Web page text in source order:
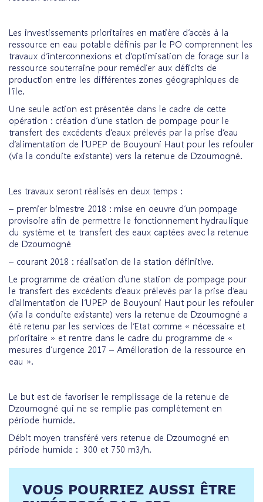
Les investissements prioritaires en matière d’accès à la
ressource en eau potable définis par le PO comprennent les
travaux d’interconnexions et d’optimisation de forage sur la
ressource souterraine pour remédier aux déficits de
production entre les différentes zones géographiques de
l’île.
Une seule action est présentée dans le cadre de cette
opération : création d’une station de pompage pour le
transfert des excédents d’eaux prélevés par la prise d’eau
d’alimentation de l’UPEP de Bouyouni Haut pour les refouler
(via la conduite existante) vers la retenue de Dzoumogné.
Les travaux seront réalisés en deux temps :
– premier bimestre 2018 : mise en oeuvre d’un pompage
provisoire afin de permettre le fonctionnement hydraulique
du système et te transfert des eaux captées avec la retenue
de Dzoumogné
– courant 2018 : réalisation de la station définitive.
Le programme de création d’une station de pompage pour
le transfert des excédents d’eaux prélevés par la prise d’eau
d’alimentation de l’UPEP de Bouyouni Haut pour les refouler
(via la conduite existante) vers la retenue de Dzoumogné a
été retenu par les services de l’Etat comme « nécessaire et
prioritaire » et rentre dans le cadre du programme de «
mesures d’urgence 2017 – Amélioration de la ressource en
eau ».
Le but est de favoriser le remplissage de la retenue de
Dzoumogné qui ne se remplie pas complètement en
période humide.
Débit moyen transféré vers retenue de Dzoumogné en
période humide : 300 et 750 m3/h.
VOUS POURRIEZ AUSSI ÊTRE